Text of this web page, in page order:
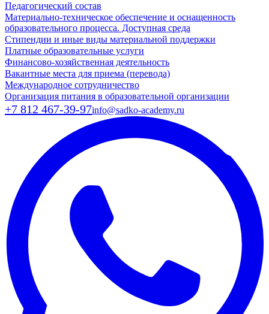
Педагогический состав
Материально-техническое обеспечение и оснащенность
образовательного процесса. Доступная среда
Стипендии и иные виды материальной поддержки
Платные образовательные услуги
Финансово-хозяйственная деятельность
Вакантные места для приема (перевода)
Международное сотрудничество
Организация питания в образовательной организации
+7 812 467-39-97info@sadko-academy.ru